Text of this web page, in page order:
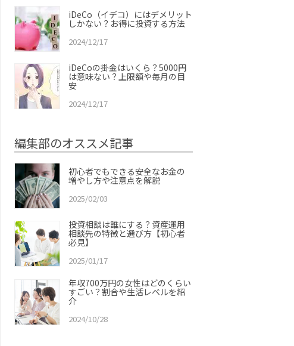
iDeCo（イデコ）にはデメリット
しかない？お得に投資する方法
2024/12/17
iDeCoの掛金はいくら？5000円
は意味ない？上限額や毎月の目
安
2024/12/17
編集部のオススメ記事
初心者でもできる安全なお金の
増やし方や注意点を解説
2025/02/03
投資相談は誰にする？資産運用
相談先の特徴と選び方【初心者
必見】
2025/01/17
年収700万円の女性はどのくらい
すごい？割合や生活レベルを紹
介
2024/10/28